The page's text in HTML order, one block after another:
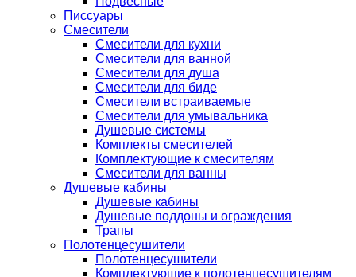
Писсуары
Смесители
Смесители для кухни
Смесители для ванной
Смесители для душа
Смесители для биде
Смесители встраиваемые
Смесители для умывальника
Душевые системы
Комплекты смесителей
Комплектующие к смесителям
Смесители для ванны
Душевые кабины
Душевые кабины
Душевые поддоны и ограждения
Трапы
Полотенцесушители
Полотенцесушители
Комплектующие к полотенцесушителям